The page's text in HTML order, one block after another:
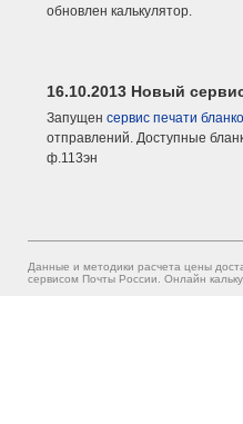
обновлен калькулятор.
16.10.2013 Новый
Запущен сервис печати
отправлений. Доступные
ф.113эн
Данные и методики расчета цены
сервисом Почты России. Онлайн